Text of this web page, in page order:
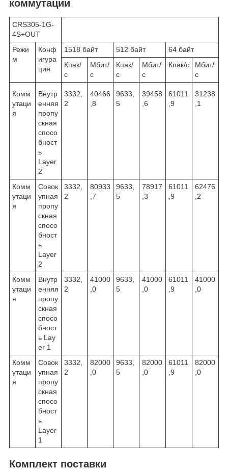
коммутации
CRS305-1G-
4S+OUT
Режи
м
Конф
игура
ция
1518 байт 512 байт
64 байт
Кпак/
с
Мбит/
с
Кпак/
с
Мбит/
с
Кпак/с
Мбит/
с
Комм
утаци
я
Внутр
енняя
пропу
скная
спосо
бност
ь
Layer
2
3332,
2
40466
,8
9633,
5
39458
,6
61011
,9
31238
,1
Комм
утаци
я
Совок
упная
пропу
скная
спосо
бност
ь
Layer
2
3332,
2
80933
,7
9633,
5
78917
,3
61011
,9
62476
,2
Комм
утаци
я
Внутр
енняя
пропу
скная
спосо
бност
ь Lay
er 1
3332,
2
41000
,0
9633,
5
41000
,0
61011
,9
41000
,0
Комм
утаци
я
Совок
упная
пропу
скная
спосо
бност
ь
Layer
1
3332,
2
82000
,0
9633,
5
82000
,0
61011
,9
82000
,0
Комплект поставки